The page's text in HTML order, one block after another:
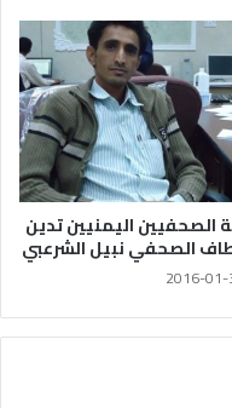
الصحفيين اليمنيين تدين
الصحفي نبيل الشرعبي
2016-01-